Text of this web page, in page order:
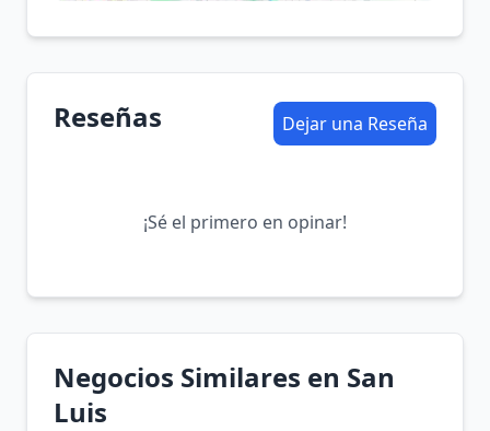
Reseñas Dejar una Reseña
¡Sé el primero en opinar!
Negocios Similares en San
Luis